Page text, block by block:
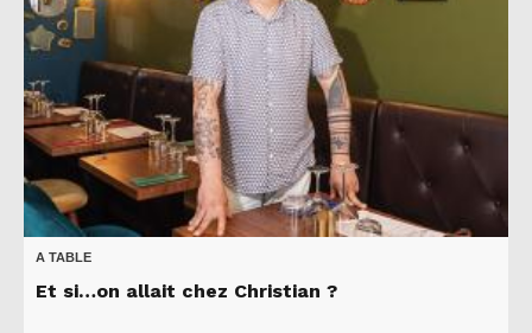
A TABLE
Et si…on allait chez Christian ?